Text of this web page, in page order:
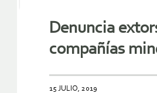
Denuncia
compañías
15 JULIO, 2019